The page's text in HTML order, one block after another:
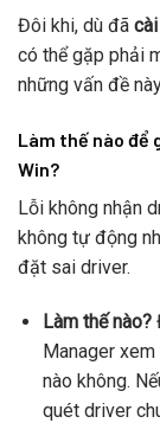
Đôi khi, dù đã
có thể gặp phải
những vấn đề
Làm thế nào để
Win?
Lỗi không nhận
không tự động
đặt sai driver.
Làm thế nào?
Manager
nào không.
quét driver